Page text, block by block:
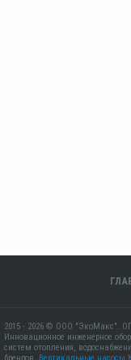
2015 - 2026 © ООО "ЭкоМакс".
Инновационное инженерное
систем отопления,